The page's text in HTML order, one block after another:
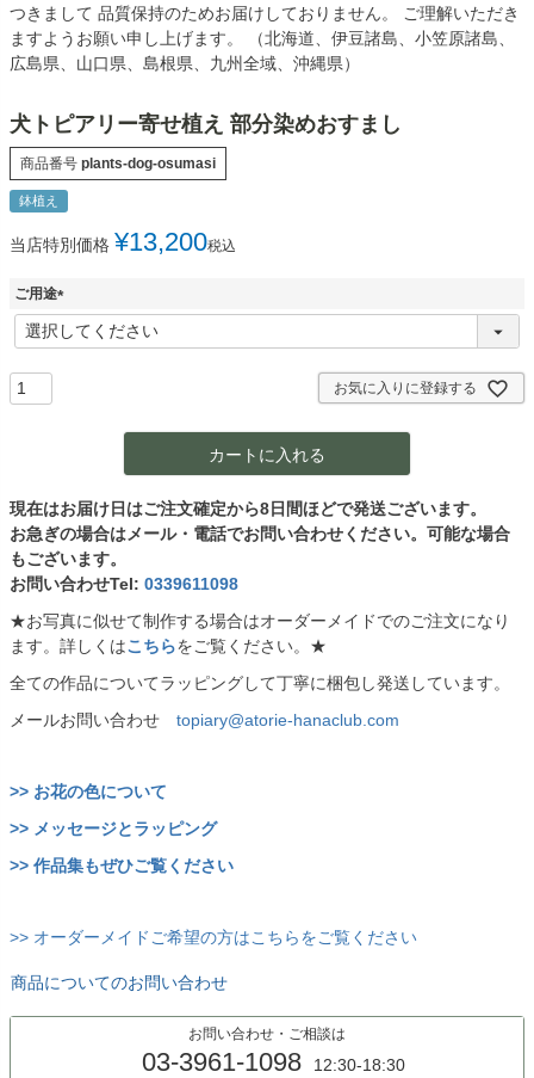
つきまして 品質保持のためお届けしておりません。 ご理解いただき
ますようお願い申し上げます。 （北海道、伊豆諸島、小笠原諸島、
広島県、山口県、島根県、九州全域、沖縄県）
犬トピアリー寄せ植え 部分染めおすまし
商品番号 plants-dog-osumasi
鉢植え
当店特別価格 ¥13,200税込
ご用途
(
必
お気に入りに登録する
カートに入れる
現在はお届け日はご注文確定から8日間ほどで発送ございます。
お急ぎの場合はメール・電話でお問い合わせください。可能な場合
もございます。
お問い合わせTel: 0339611098
★お写真に似せて制作する場合はオーダーメイドでのご注文になり
ます。詳しくはこちらをご覧ください。★
全ての作品についてラッピングして丁寧に梱包し発送しています。
メールお問い合わせ topiary@atorie-hanaclub.com
>> お花の色について
>> メッセージとラッピング
>> 作品集もぜひご覧ください
>> オーダーメイドご希望の方はこちらをご覧ください
商品についてのお問い合わせ
お問い合わせ・ご相談は
03-3961-1098 12:30-18:30